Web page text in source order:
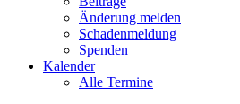
Änderung melden
Schadenmeldung
Spenden
Kalender
Alle Termine